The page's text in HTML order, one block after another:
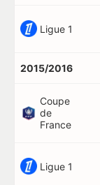
Ligue 1
2015/2016
Coupe
de
France
Ligue 1